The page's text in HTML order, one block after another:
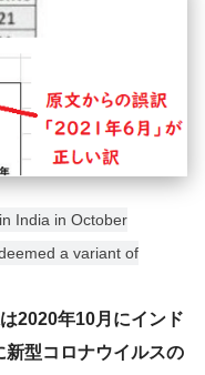
India in October
a variant of
2020年10月にインド
型コロナウイルスの